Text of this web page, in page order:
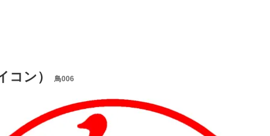
コン） 鳥006